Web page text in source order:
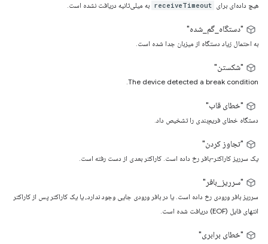
هیچ داده‌ای برای receiveTimeout به میلی‌ثانیه دریافت نشده است.
"دستگاه_گم_شده"
به احتمال زیاد دستگاه از میزبان جدا شده است.
"شکستن"
The device detected a break condition.
"خطای قاب"
دستگاه خطای فریم‌بندی را تشخیص داد.
"تجاوز کردن"
یک سرریز کاراکتر-بافر رخ داده است. کاراکتر بعدی از دست رفته است.
"سرریز_بافر"
سرریز بافر ورودی رخ داده است. یا در بافر ورودی جایی وجود ندارد، یا یک کاراکتر پس از کاراکتر
انتهای فایل (EOF) دریافت شده است.
"خطای برابری"